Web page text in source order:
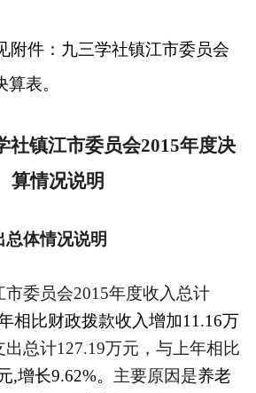
附件：九三学社镇江市委员会
表。
社镇江市委员会2015年度决
算情况说明
体情况说明
市委员会2015年度收入总计
相比财政拨款收入增加11.16万
出总计127.19万元，与上年相比
,增长9.62%。 主要原因是养老